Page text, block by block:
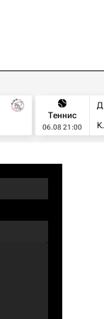
Теннис
06.08 21:00